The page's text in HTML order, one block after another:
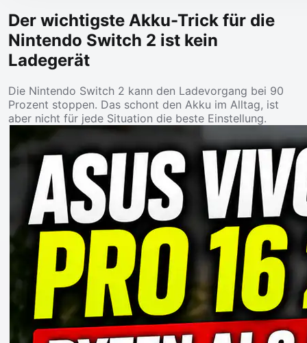
Der wichtigste Akku-Trick für die
Nintendo Switch 2 ist kein
Ladegerät
Die Nintendo Switch 2 kann den Ladevorgang bei 90
Prozent stoppen. Das schont den Akku im Alltag, ist
aber nicht für jede Situation die beste Einstellung.